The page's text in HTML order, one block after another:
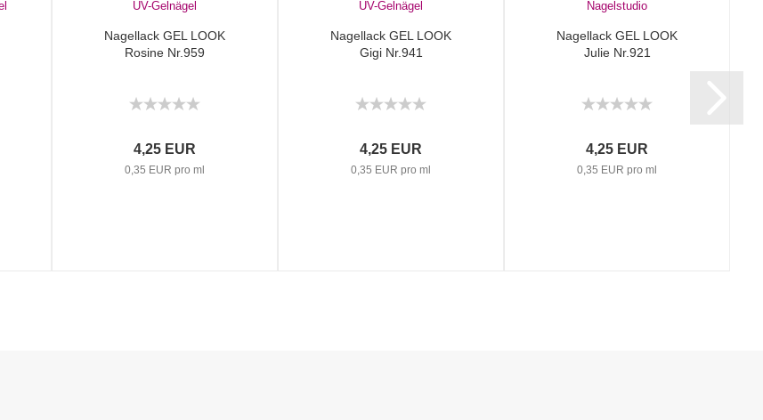
Nagellack GEL LOOK
Rosine Nr.959
4,25 EUR
0,35 EUR pro ml
Nagellack GEL LOOK
Gigi Nr.941
4,25 EUR
0,35 EUR pro ml
Nagellack GEL LOOK
Julie Nr.921
4,25 EUR
0,35 EUR pro ml